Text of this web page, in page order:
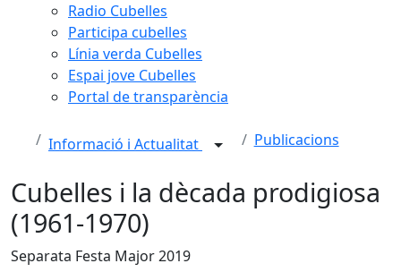
Radio Cubelles
Participa cubelles
Línia verda Cubelles
Espai jove Cubelles
Portal de transparència
Informació i Actualitat Publicacions
Cubelles i la dècada prodigiosa
(1961-1970)
Separata Festa Major 2019